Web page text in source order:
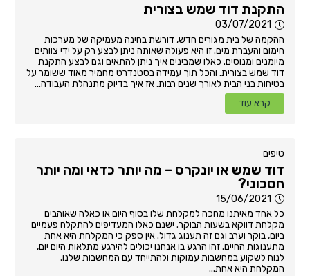
התקנת דוד שמש בצורית
03/07/2021
ההקמה של בית מגורים חדש, דורשת בחינה מעמיקה של מערכות
חימום והעברת מים. זו היא פעולה שאותה ניתן לבצע רק על ידי צוותים
מיומנים ומנוסים. כאלו שמבינים איך ניתן להתאים וגם לבצע התקנת
דוד שמש בצורית. והכל תוך עמידה בסטנדרט מחמיר מאוד ששומר על
בטיחות בני הבית לאורך שנים רבות. אז איך בדיוק מתנהלת העבודה...
קרא עוד
טיפים
דוד שמש או יונקרס – מה יותר כדאי ומה יותר
חסכוני?
15/06/2021
כל אחד מאיתנו מחכה למקלחת שלו בסוף היום או כאלה שאוהבים
מקלחת דווקא בשעות הבוקר. ישנם כאלו המעדיפים להתקלח פעמיים
ביום, בוקר וערב וגם זה תענוג גדול. אין ספק כי המקלחת היא אחת
מתענוגות החיים. זהו הרגע בו אנחנו יכולים להירגע מתלאות היום יום,
לנוח לשקוע במחשבות עמוקות ולהתייחד עם המחשבות שלנו.
המקלחת היא אחת...